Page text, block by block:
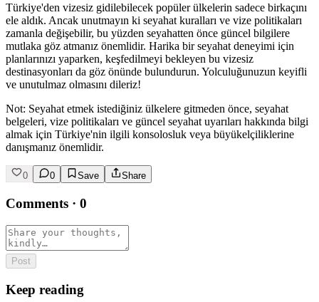
Türkiye'den vizesiz gidilebilecek popüler ülkelerin sadece birkaçını
ele aldık. Ancak unutmayın ki seyahat kuralları ve vize politikaları
zamanla değişebilir, bu yüzden seyahatten önce güncel bilgilere
mutlaka göz atmanız önemlidir. Harika bir seyahat deneyimi için
planlarınızı yaparken, keşfedilmeyi bekleyen bu vizesiz
destinasyonları da göz önünde bulundurun. Yolculuğunuzun keyifli
ve unutulmaz olmasını dileriz!
Not: Seyahat etmek istediğiniz ülkelere gitmeden önce, seyahat
belgeleri, vize politikaları ve güncel seyahat uyarıları hakkında bilgi
almak için Türkiye'nin ilgili konsolosluk veya büyükelçiliklerine
danışmanız önemlidir.
0 0 Save Share
Comments · 0
Post
Keep reading